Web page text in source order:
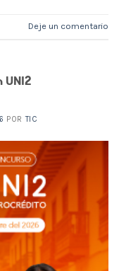
Deje un comentario
UNI2
PORTIC